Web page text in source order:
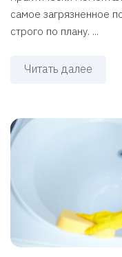
самое загрязненное
строго по плану. ...
Читать далее